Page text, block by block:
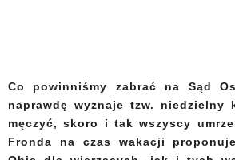
Co powinniśmy zabrać na Sąd
naprawdę wyznaje tzw.
męczyć, skoro i tak wszyscy
Fronda na czas wakacji